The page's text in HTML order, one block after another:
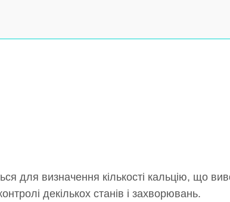
для визначення кількості кальцію, що
декількох станів і захворювань.